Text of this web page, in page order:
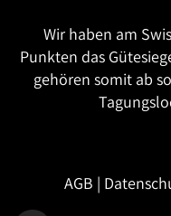
Wir haben am
Punkten das
gehören somit ab
AGB |